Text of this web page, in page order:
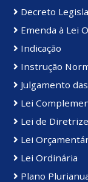
Decreto
Emenda à Lei
Indicação
Instrução
Julgamento
Lei
Lei de
Lei
Lei Ordinária
Plano